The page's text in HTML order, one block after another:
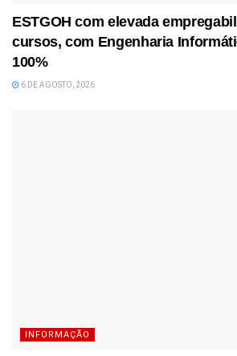
ESTGOH com elevada
cursos, com Engenharia
100%
6 DE AGOSTO, 2026
INFORMAÇÃO